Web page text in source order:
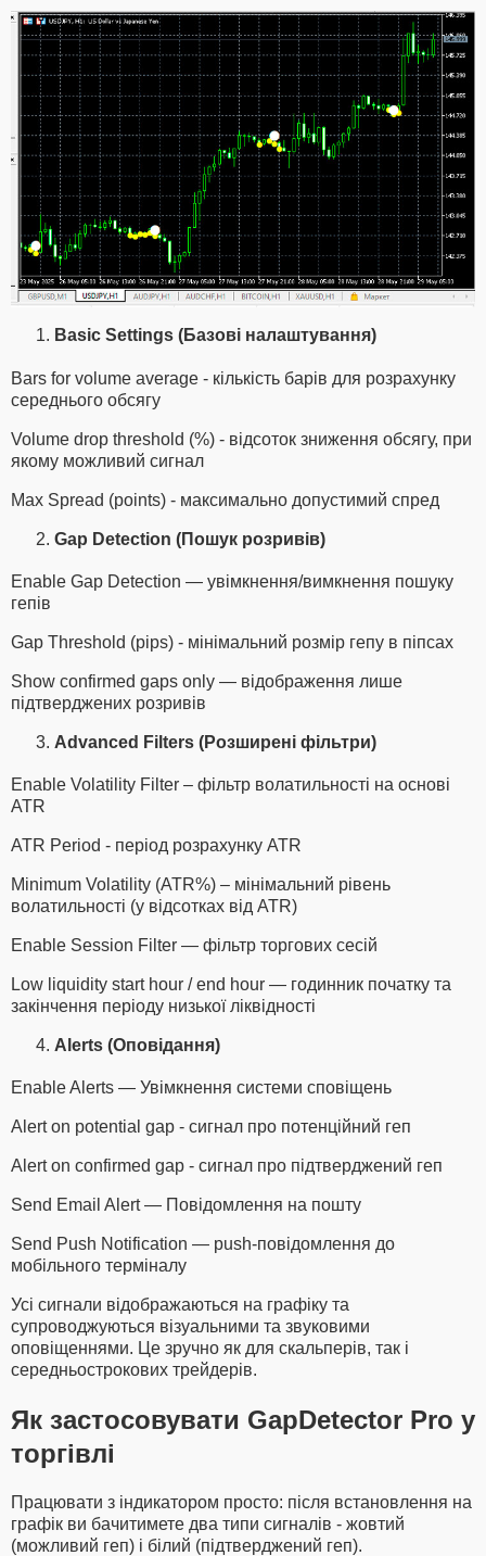
Basic Settings (Базові налаштування)
Bars for volume average - кількість барів для розрахунку
середнього обсягу
Volume drop threshold (%) - відсоток зниження обсягу, при
якому можливий сигнал
Max Spread (points) - максимально допустимий спред
Gap Detection (Пошук розривів)
Enable Gap Detection — увімкнення/вимкнення пошуку
гепів
Gap Threshold (pips) - мінімальний розмір гепу в піпсах
Show confirmed gaps only — відображення лише
підтверджених розривів
Advanced Filters (Розширені фільтри)
Enable Volatility Filter – фільтр волатильності на основі
ATR
ATR Period - період розрахунку ATR
Minimum Volatility (ATR%) – мінімальний рівень
волатильності (у відсотках від ATR)
Enable Session Filter — фільтр торгових сесій
Low liquidity start hour / end hour — годинник початку та
закінчення періоду низької ліквідності
Alerts (Оповідання)
Enable Alerts — Увімкнення системи сповіщень
Alert on potential gap - сигнал про потенційний геп
Alert on confirmed gap - сигнал про підтверджений геп
Send Email Alert — Повідомлення на пошту
Send Push Notification — push-повідомлення до
мобільного терміналу
Усі сигнали відображаються на графіку та
супроводжуються візуальними та звуковими
оповіщеннями. Це зручно як для скальперів, так і
середньострокових трейдерів.
Як застосовувати GapDetector Pro у
торгівлі
Працювати з індикатором просто: після встановлення на
графік ви бачитимете два типи сигналів - жовтий
(можливий геп) і білий (підтверджений геп).